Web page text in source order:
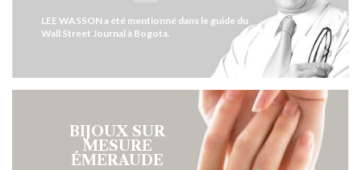
LEE WASSON a été mentionné dans le guide du
Wall Street Journal à Bogota.
BIJOUX SUR
MESURE
ÉMERAUDE